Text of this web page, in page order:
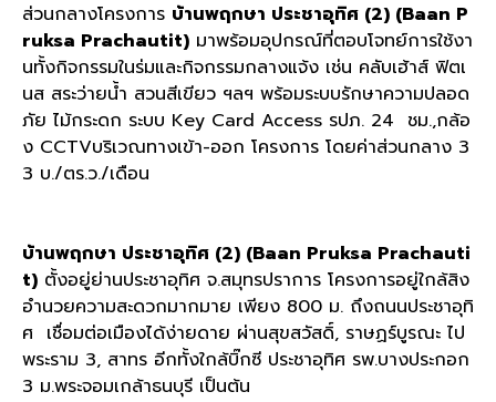
ส่วนกลางโครงการ บ้านพฤกษา ประชาอุทิศ (2) (Baan P
ruksa Prachautit) มาพร้อมอุปกรณ์ที่ตอบโจทย์การใช้งา
นทั้งกิจกรรมในร่มและกิจกรรมกลางแจ้ง เช่น คลับเฮ้าส์ ฟิตเ
นส สระว่ายน้ำ สวนสีเขียว ฯลฯ พร้อมระบบรักษาความปลอด
ภัย ไม้กระดก ระบบ Key Card Access รปภ. 24 ชม.,กล้อ
ง CCTVบริเวณทางเข้า-ออก โครงการ โดยค่าส่วนกลาง 3
3 บ./ตร.ว./เดือน
บ้านพฤกษา ประชาอุทิศ (2) (Baan Pruksa Prachauti
t) ตั้งอยู่ย่านประชาอุทิศ จ.สมุทรปราการ โครงการอยู่ใกล้สิง
อำนวยความสะดวกมากมาย เพียง 800 ม. ถึงถนนประชาอุทิ
ศ เชื่อมต่อเมืองได้ง่ายดาย ผ่านสุขสวัสดิ์, ราษฏร์บูรณะ ไป
พระราม 3, สาทร อีกทั้งใกล้บิ๊กซี ประชาอุทิศ รพ.บางประกอก
3 ม.พระจอมเกล้าธนบุรี เป็นต้น